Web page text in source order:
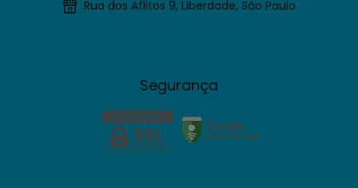
Rua dos Aflitos 9, Liberdade, São Paulo
Segurança